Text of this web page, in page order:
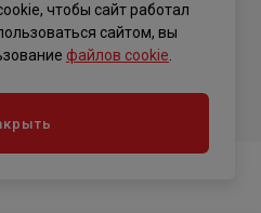
чтобы сайт работал
сайтом, вы
файлов cookie